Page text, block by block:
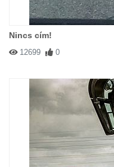
Nincs cím!
12699 0